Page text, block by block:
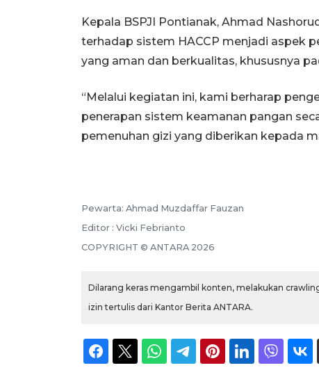
Kepala BSPJI Pontianak, Ahmad
terhadap sistem HACCP menjadi aspek
yang aman dan berkualitas, khususnya
“Melalui kegiatan ini, kami berharap
penerapan sistem keamanan pangan
pemenuhan gizi yang diberikan kepada
Pewarta: Ahmad Muzdaffar Fauzan
Editor : Vicki Febrianto
COPYRIGHT © ANTARA 2026
Dilarang keras mengambil konten, melakukan
izin tertulis dari Kantor Berita ANTARA.